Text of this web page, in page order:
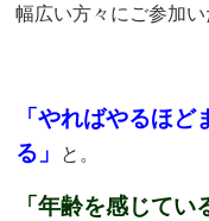
幅広い方々にご参加い
「やればやるほ
る」
と。
「年齢を感じて